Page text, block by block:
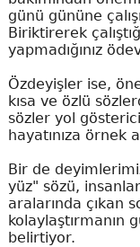
günü gününe
Biriktirerek
yapmadığınız
Özdeyişler ise,
kısa ve özlü
sözler yol
hayatınıza örnek
Bir de
yüz" sözü,
aralarında çıkan
kolaylaştırmanın
belirtiyor.